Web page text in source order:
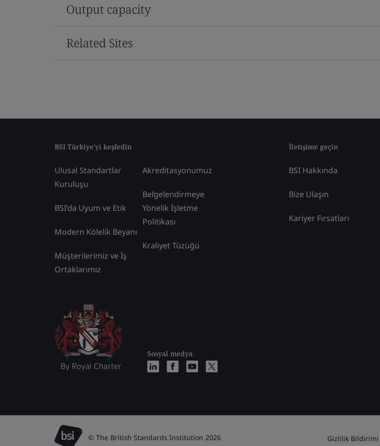
Output capacity
Related Sites
BSI Türkiye'yi keşfedin
Ulusal Standartlar
Kuruluşu
BSI’da Uyum ve Etik
Modern Kölelik Beyanı
Müşterilerimiz ve İş
Ortaklarımız
Akreditasyonumuz
Belgelendirmeye
Yönelik İşletme
Politikası
Kraliyet Tüzüğü
Sosyal medya
İletişime geçin
BSI Hakkında
Bize Ulaşın
Kariyer Fırsatları
© The British Standards Institution 2026 Gizlilik Bildirimi